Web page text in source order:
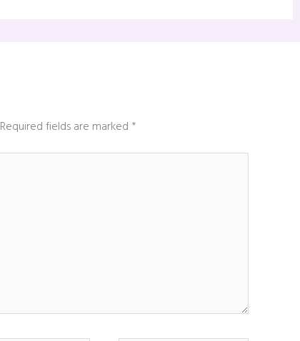
Required fields are marked *